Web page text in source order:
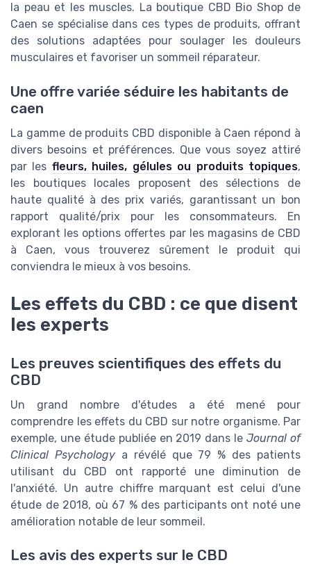
la peau et les muscles. La boutique CBD Bio Shop de
Caen se spécialise dans ces types de produits, offrant
des solutions adaptées pour soulager les douleurs
musculaires et favoriser un sommeil réparateur.
Une offre variée séduire les habitants de
caen
La gamme de produits CBD disponible à Caen répond à
divers besoins et préférences. Que vous soyez attiré
par les fleurs, huiles, gélules ou produits topiques,
les boutiques locales proposent des sélections de
haute qualité à des prix variés, garantissant un bon
rapport qualité/prix pour les consommateurs. En
explorant les options offertes par les magasins de CBD
à Caen, vous trouverez sûrement le produit qui
conviendra le mieux à vos besoins.
Les effets du CBD : ce que disent
les experts
Les preuves scientifiques des effets du
CBD
Un grand nombre d'études a été mené pour
comprendre les effets du CBD sur notre organisme. Par
exemple, une étude publiée en 2019 dans leJournal of
Clinical Psychologya révélé que 79 % des patients
utilisant du CBD ont rapporté une diminution de
l'anxiété. Un autre chiffre marquant est celui d'une
étude de 2018, où 67 % des participants ont noté une
amélioration notable de leur sommeil.
Les avis des experts sur le CBD